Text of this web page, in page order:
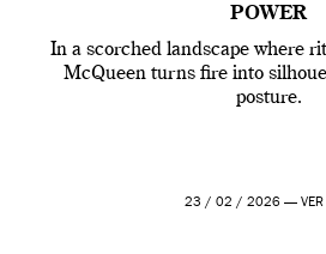
POWER
In a scorched landscape where
McQueen turns fire into
posture.
23 / 02 / 2026 —